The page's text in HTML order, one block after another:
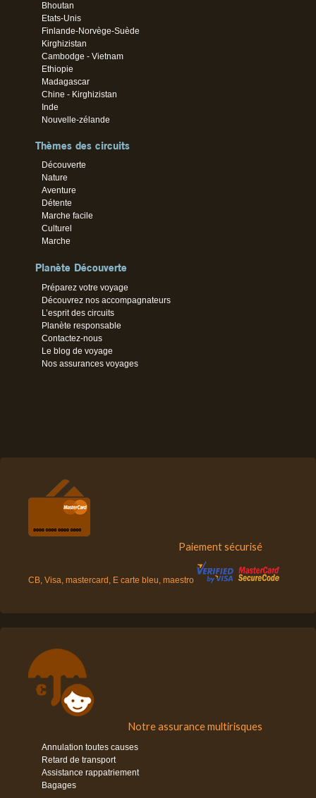
Bhoutan
Etats-Unis
Finlande-Norvège-Suède
Kirghizistan
Cambodge - Vietnam
Ethiopie
Madagascar
Chine - Kirghizistan
Inde
Nouvelle-zélande
Thèmes des circuits
Découverte
Nature
Aventure
Détente
Marche facile
Culturel
Marche
Planète Découverte
Préparez votre voyage
Découvrez nos accompagnateurs
L’esprit des circuits
Planète responsable
Contactez-nous
Le blog de voyage
Nos assurances voyages
Paiement sécurisé
CB, Visa, mastercard, E carte bleu, maestro
Notre assurance multirisques
Annulation toutes causes
Retard de transport
Assistance rappatriement
Bagages